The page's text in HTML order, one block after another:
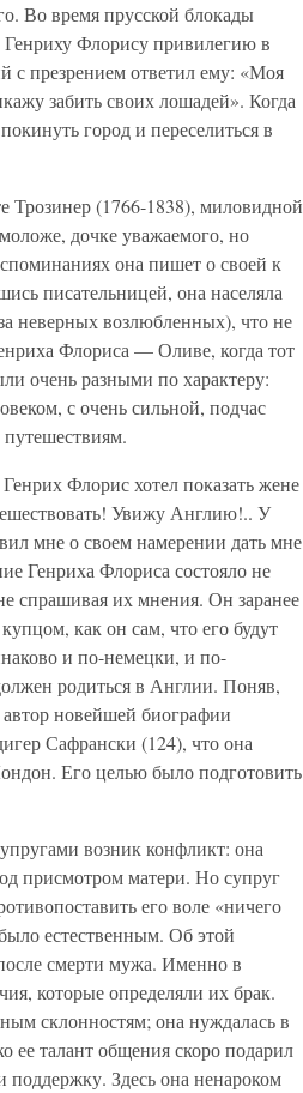
Во время прусской блокады
Флорису привилегию в
с презрением ответил ему: «Моя
забить своих лошадей». Когда
город и переселиться в
Трозинер (1766-1838), миловидной
дочке уважаемого, но
она пишет о своей к
писательницей, она населяла
неверных возлюбленных), что не
Флориса — Оливе, когда тот
очень разными по характеру:
с очень сильной, подчас
Флорис хотел показать жене
Увижу Англию!.. У
мне о своем намерении дать мне
Генриха Флориса состояло не
спрашивая их мнения. Он заранее
как он сам, что его будут
и по-немецки, и по-
родиться в Англии. Поняв,
новейшей биографии
Сафрански (124), что она
Его целью было подготовить
возник конфликт: она
присмотром матери. Но супруг
его воле «ничего
естественным. Об этой
смерти мужа. Именно в
которые определяли их брак.
склонностям; она нуждалась в
ее талант общения скоро подарил
поддержку. Здесь она ненароком